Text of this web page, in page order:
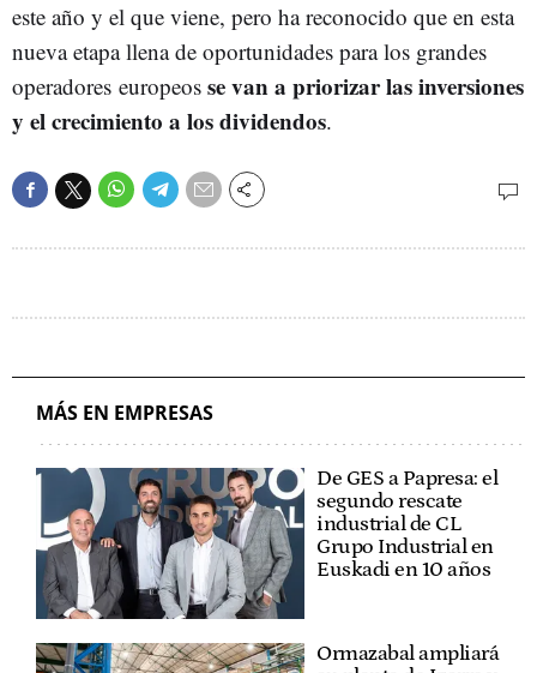
este año y el que viene, pero ha reconocido que en esta
nueva etapa llena de oportunidades para los grandes
operadores europeos se van a priorizar las inversiones
y el crecimiento a los dividendos.
MÁS EN EMPRESAS
De GES a Papresa: el
segundo rescate
industrial de CL
Grupo Industrial en
Euskadi en 10 años
Ormazabal ampliará